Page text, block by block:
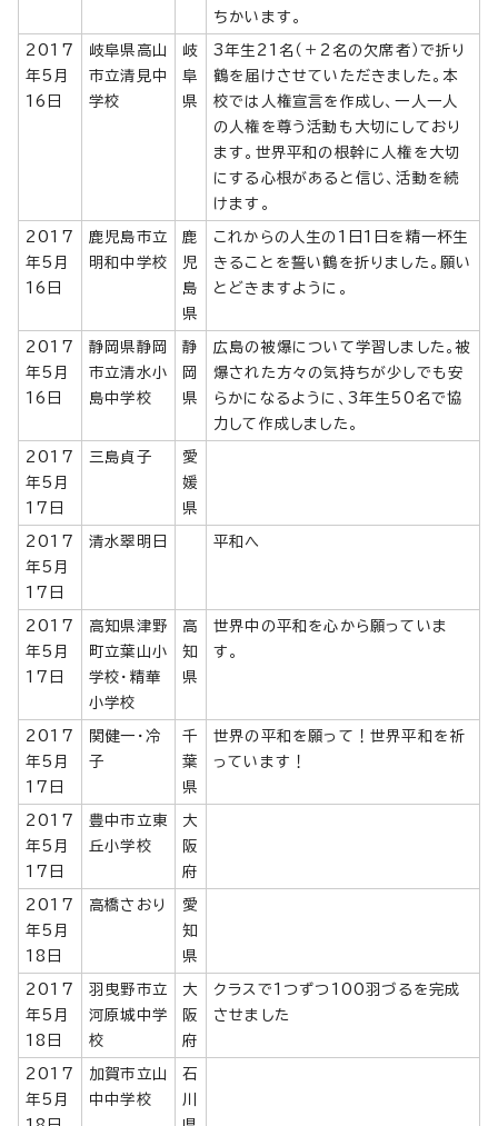
ちかいます。
2017
年5月
16日
岐阜県高山
市立清見中
学校
岐
阜
県
3年生21名（＋2名の欠席者）で折り
鶴を届けさせていただきました。本
校では人権宣言を作成し、一人一人
の人権を尊う活動も大切にしており
ます。世界平和の根幹に人権を大切
にする心根があると信じ、活動を続
けます。
2017
年5月
16日
鹿児島市立
明和中学校
鹿
児
島
県
これからの人生の1日1日を精一杯生
きることを誓い鶴を折りました。願い
とどきますように。
2017
年5月
16日
静岡県静岡
市立清水小
島中学校
静
岡
県
広島の被爆について学習しました。被
爆された方々の気持ちが少しでも安
らかになるように、3年生50名で協
力して作成しました。
2017
年5月
17日
三島貞子
愛
媛
県
2017
年5月
17日
清水翠明日 平和へ
2017
年5月
17日
高知県津野
町立葉山小
学校・精華
小学校
高
知
県
世界中の平和を心から願っていま
す。
2017
年5月
17日
関健一・冷
子
千
葉
県
世界の平和を願って！世界平和を祈
っています！
2017
年5月
17日
豊中市立東
丘小学校
大
阪
府
2017
年5月
18日
高橋さおり
愛
知
県
2017
年5月
18日
羽曳野市立
河原城中学
校
大
阪
府
クラスで1つずつ100羽づるを完成
させました
2017
年5月
加賀市立山
中中学校
石
川